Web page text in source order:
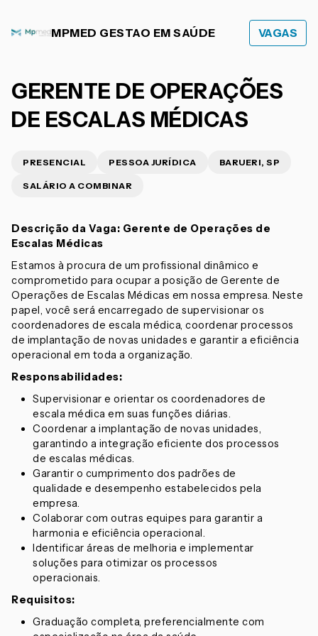
MPMED GESTAO EM SAÚDE VAGAS
GERENTE DE OPERAÇÕES
DE ESCALAS MÉDICAS
PRESENCIAL PESSOA JURÍDICA BARUERI, SP
SALÁRIO A COMBINAR
Descrição da Vaga: Gerente de Operações de
Escalas Médicas
Estamos à procura de um profissional dinâmico e
comprometido para ocupar a posição de Gerente de
Operações de Escalas Médicas em nossa empresa. Neste
papel, você será encarregado de supervisionar os
coordenadores de escala médica, coordenar processos
de implantação de novas unidades e garantir a eficiência
operacional em toda a organização.
Responsabilidades:
Supervisionar e orientar os coordenadores de
escala médica em suas funções diárias.
Coordenar a implantação de novas unidades,
garantindo a integração eficiente dos processos
de escalas médicas.
Garantir o cumprimento dos padrões de
qualidade e desempenho estabelecidos pela
empresa.
Colaborar com outras equipes para garantir a
harmonia e eficiência operacional.
Identificar áreas de melhoria e implementar
soluções para otimizar os processos
operacionais.
Requisitos:
Graduação completa, preferencialmente com